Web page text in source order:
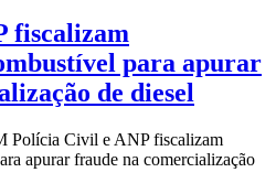
fiscalizam
para apurar
de diesel
Polícia Civil e ANP fiscalizam
apurar fraude na comercialização